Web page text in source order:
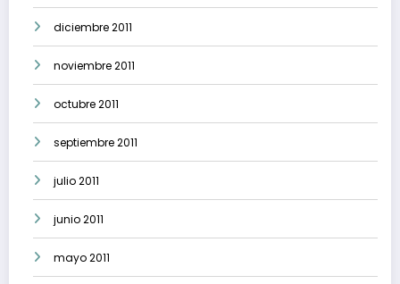
diciembre 2011
noviembre 2011
octubre 2011
septiembre 2011
julio 2011
junio 2011
mayo 2011